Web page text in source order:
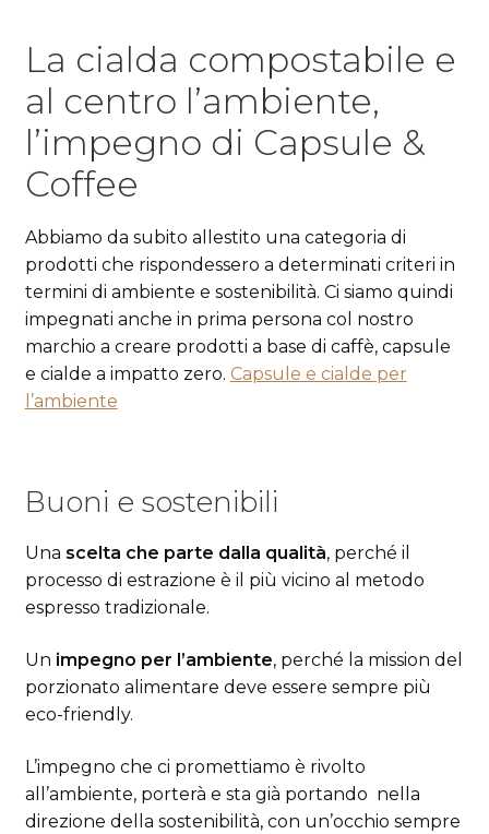
La cialda compostabile e
al centro l’ambiente,
l’impegno di Capsule &
Coffee
Abbiamo da subito allestito una categoria di
prodotti che rispondessero a determinati criteri in
termini di ambiente e sostenibilità. Ci siamo quindi
impegnati anche in prima persona col nostro
marchio a creare prodotti a base di caffè, capsule
e cialde a impatto zero. Capsule e cialde per
l’ambiente
Buoni e sostenibili
Una scelta che parte dalla qualità, perché il
processo di estrazione è il più vicino al metodo
espresso tradizionale.
Un impegno per l’ambiente, perché la mission del
porzionato alimentare deve essere sempre più
eco-friendly.
L’impegno che ci promettiamo è rivolto
all’ambiente, porterà e sta già portando nella
direzione della sostenibilità, con un’occhio sempre